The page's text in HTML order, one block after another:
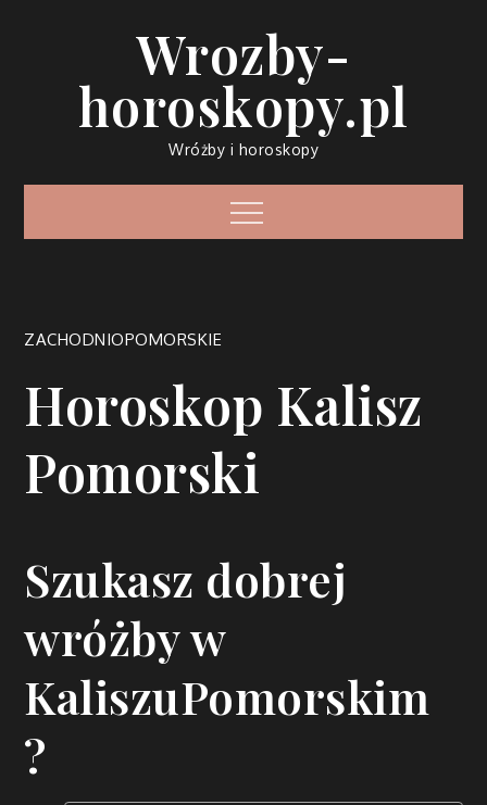
Wrozby-
horoskopy.pl
Wróżby i horoskopy
Menu
ZACHODNIOPOMORSKIE
Horoskop Kalisz
Pomorski
Szukasz dobrej
wróżby w
KaliszuPomorskim
?